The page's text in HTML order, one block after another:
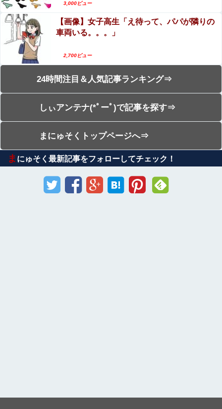
3,000ビュー
【画像】女子高生「え待って、パパが隣りの
車両いる。。。」
2,700ビュー
24時間注目＆人気記事ランキング⇒
しぃアンテナ(*ﾟーﾟ)で記事を探す⇒
まにゅそくトップページへ⇒
ま にゅそく最新記事をフォローしてチェック！